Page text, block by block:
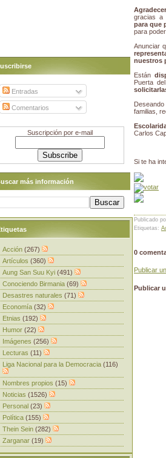
gracias a
para que
para poder
Anunciar
nuestros
Están
Puerta
Deseando
familias,
Carlos
Si te ha
Publicado
Etiquetas:
0
Publicar
Publicar
Entradas
Comentarios
Suscripción por e-mail
más información
Acción (267)
Artículos (360)
Aung San Suu Kyi (491)
Conociendo Birmania (69)
Desastres naturales (71)
Economía (32)
Etnias (192)
Humor (22)
Imágenes (256)
Lecturas (11)
Liga Nacional para la Democracia (116)
Nombres propios (15)
Noticias (1526)
Personal (23)
Política (155)
Thein Sein (282)
Zarganar (19)